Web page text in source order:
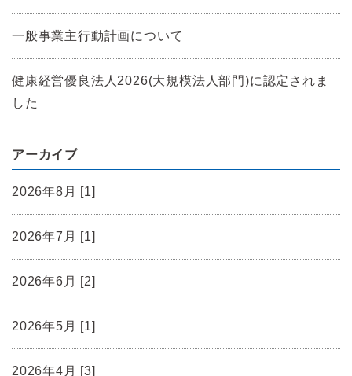
一般事業主行動計画について
健康経営優良法人2026(大規模法人部門)に認定されま
した
アーカイブ
2026年8月 [1]
2026年7月 [1]
2026年6月 [2]
2026年5月 [1]
2026年4月 [3]